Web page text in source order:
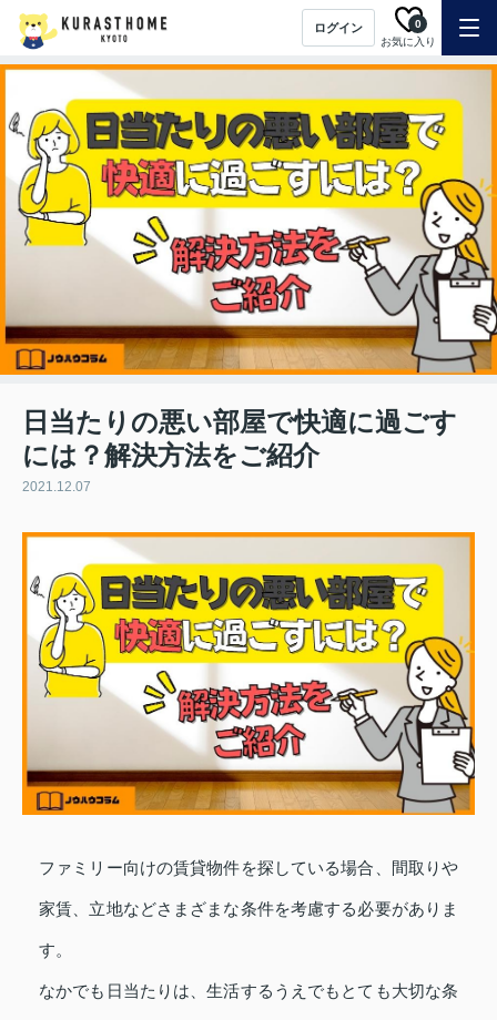
ログイン
お気に入り
0
日当たりの悪い部屋で快適に過ごす
には？解決方法をご紹介
2021.12.07
ファミリー向けの賃貸物件を探している場合、間取りや
家賃、立地などさまざまな条件を考慮する必要がありま
す。
なかでも日当たりは、生活するうえでもとても大切な条